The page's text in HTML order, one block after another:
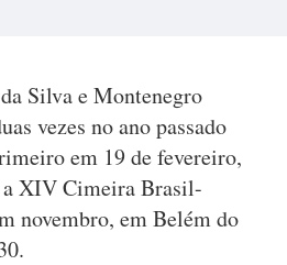
Silva e Montenegro
vezes no ano passado
em 19 de fevereiro,
XIV Cimeira Brasil-
novembro, em Belém do